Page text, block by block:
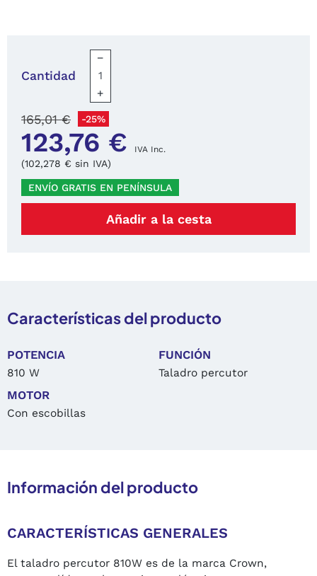
Cantidad
−
+
123,76 € IVA Inc.
165,01 € -25%
(102,278 € sin IVA)
ENVÍO GRATIS EN PENÍNSULA
Añadir a la cesta
Características del producto
POTENCIA
810 W
FUNCIÓN
Taladro percutor
MOTOR
Con escobillas
Información del producto
CARACTERÍSTICAS GENERALES
El taladro percutor 810W es de la marca Crown,